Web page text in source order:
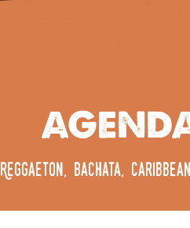
Reggaeton, Bachata, Caribbean